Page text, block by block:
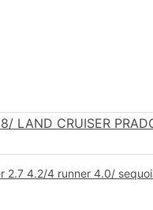
2.7 4.2/4 runner 4.0/